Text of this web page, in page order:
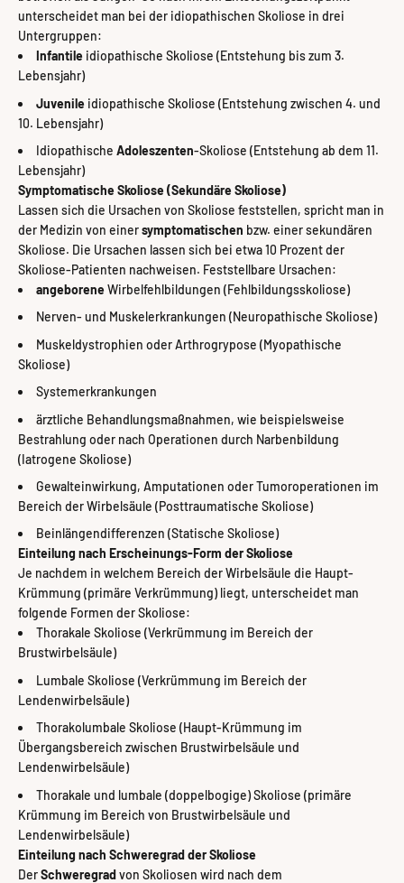
unterscheidet man bei der idiopathischen Skoliose in drei
Untergruppen:
Infantile idiopathische Skoliose (Entstehung bis zum 3.
Lebensjahr)
Juvenile idiopathische Skoliose (Entstehung zwischen 4. und
10. Lebensjahr)
Idiopathische Adoleszenten-Skoliose (Entstehung ab dem 11.
Lebensjahr)
Symptomatische Skoliose (Sekundäre Skoliose)
Lassen sich die Ursachen von Skoliose feststellen, spricht man in
der Medizin von einersymptomatischen bzw. einer sekundären
Skoliose. Die Ursachen lassen sich bei etwa 10 Prozent der
Skoliose-Patienten nachweisen. Feststellbare Ursachen:
angeborene Wirbelfehlbildungen (Fehlbildungsskoliose)
Nerven- und Muskelerkrankungen (Neuropathische Skoliose)
Muskeldystrophien oder Arthrogrypose (Myopathische
Skoliose)
Systemerkrankungen
ärztliche Behandlungsmaßnahmen, wie beispielsweise
Bestrahlung oder nach Operationen durch Narbenbildung
(Iatrogene Skoliose)
Gewalteinwirkung, Amputationen oder Tumoroperationen im
Bereich der Wirbelsäule (Posttraumatische Skoliose)
Beinlängendifferenzen (Statische Skoliose)
Einteilung nach Erscheinungs-Form der Skoliose
Je nachdem in welchem Bereich der Wirbelsäule die Haupt-
Krümmung (primäre Verkrümmung) liegt, unterscheidet man
folgende Formen der Skoliose:
Thorakale Skoliose (Verkrümmung im Bereich der
Brustwirbelsäule)
Lumbale Skoliose (Verkrümmung im Bereich der
Lendenwirbelsäule)
Thorakolumbale Skoliose (Haupt-Krümmung im
Übergangsbereich zwischen Brustwirbelsäule und
Lendenwirbelsäule)
Thorakale und lumbale (doppelbogige) Skoliose (primäre
Krümmung im Bereich von Brustwirbelsäule und
Lendenwirbelsäule)
Einteilung nach Schweregrad der Skoliose
DerSchweregradvon Skoliosen wird nach dem